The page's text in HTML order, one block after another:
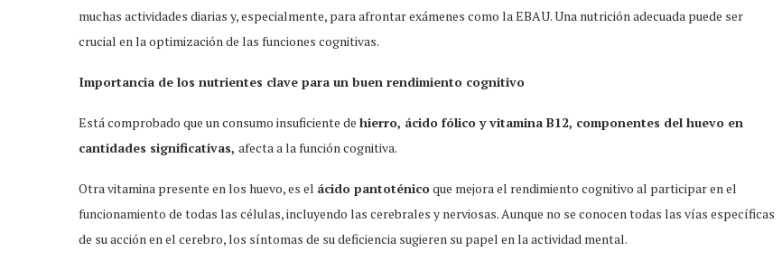
muchas actividades diarias y, especialmente, para afrontar exámenes como la EBAU. Una nutrición adecuada puede ser
crucial en la optimización de las funciones cognitivas.
Importancia de los nutrientes clave para un buen rendimiento cognitivo
Está comprobado que un consumo insuficiente de hierro, ácido fólico y vitamina B12, componentes del huevo en
cantidades significativas, afecta a la función cognitiva.
Otra vitamina presente en los huevo, es el ácido pantoténicoque mejora el rendimiento cognitivo al participar en el
funcionamiento de todas las células, incluyendo las cerebrales y nerviosas. Aunque no se conocen todas las vías específicas
de su acción en el cerebro, los síntomas de su deficiencia sugieren su papel en la actividad mental.